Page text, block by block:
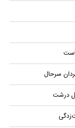
سرحال
درشت